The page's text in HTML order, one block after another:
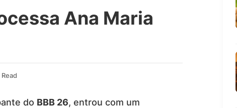
Ana Maria
do BBB 26, entrou com um